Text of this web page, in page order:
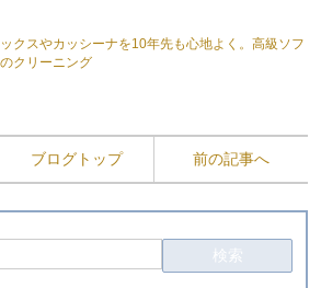
クスやカッシーナを10年先も心地よく。高級ソフ
クリーニング
ブログトップ 前の記事へ